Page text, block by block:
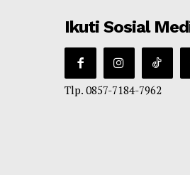
Ikuti Sosial
Tlp. 0857-7184-7962